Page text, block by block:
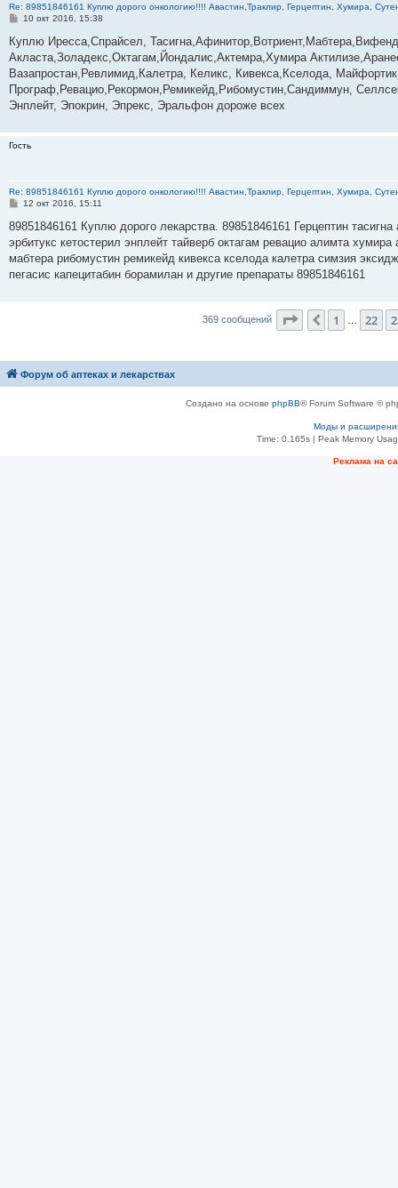
Re: 89851846161 Куплю дорого онкологию!!!! Авастин,Траклир, Герцептин, Хумира,
С
о
б
щ
е
и
е
10 окт 2016, 15:38
Куплю Иресса,Спрайсел,
Акласта,Золадекс,Октагам,Йондалис,Актемра,Хумира
Вазапростан,Ревлимид,Калетра, Келикс, Кивекса,Кселода,
Програф,Ревацио,Рекормон,Ремикейд,Рибомустин,Сандиммун,
Энплейт, Эпокрин, Эпрекс, Эральфон дороже всех
Гость
Re: 89851846161 Куплю дорого онкологию!!!! Авастин,Траклир, Герцептин, Хумира,
С
о
щ
е
и
12 окт 2016, 15:11
89851846161 Куплю дорого лекарства. 89851846161 Герцептин
эрбитукс кетостерил энплейт тайверб октагам ревацио алимта
мабтера рибомустин ремикейд кивекса кселода калетра симзия
пегасис капецитабин борамилан и другие препараты 89851846161
369 сообщений Страница 24из
Пред.
1 22
Форум об аптеках и лекарствах
Создано на основе phpBB® Forum Software ©
Моды и
Time: 0.165s| Peak Memory
Рeклама на